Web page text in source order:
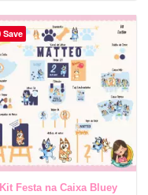
Save
Kit Festa na Caixa Bluey